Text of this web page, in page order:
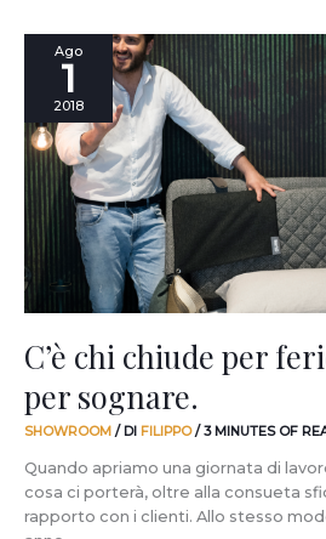
Ago
1
2018
C’è chi chiude per
per sognare.
SHOWROOM / DI FILIPPO/3 MINUTES OF
Quando apriamo una giornata di
cosa ci porterà, oltre alla consueta
rapporto con i clienti. Allo stesso
chiude
ferie
chi
apre
per
sognare.